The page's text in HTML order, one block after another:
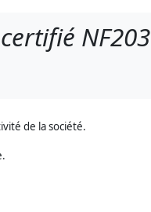
certifié NF203
de la société.